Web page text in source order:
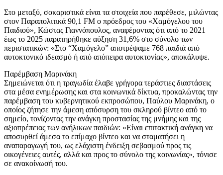
Στο μεταξύ, σοκαριστικά είναι τα στοιχεία που παρέθεσε, μιλώντας
στον Παραπολιτικά 90,1 FM ο πρόεδρος του «Χαμόγελου του
Παιδιού», Κώστας Γιαννόπουλος, αναφέροντας ότι από το 2021
έως το 2025 παρατηρήθηκε αύξηση 31,6% στο σύνολο των
περιστατικών: «Στο “Χαμόγελο” αποτρέψαμε 768 παιδιά από
αυτοκτονικό ιδεασμό ή από απόπειρα αυτοκτονίας», αποκάλυψε.
Παρέμβαση Μαρινάκη
Σημειώνεται ότι η τραγωδία έλαβε γρήγορα τεράστιες διαστάσεις
στα μέσα ενημέρωσης και στα κοινωνικά δίκτυα, προκαλώντας την
παρέμβαση του κυβερνητικού εκπροσώπου, Παύλου Μαρινάκη, ο
οποίος ζήτησε την άμεση απόσυρση του σκληρού βίντεο από το
σημείο, τονίζοντας την ανάγκη προστασίας της μνήμης και της
αξιοπρέπειας των ανήλικων παιδιών: «Είναι επιτακτική ανάγκη να
αποσυρθεί άμεσα το επίμαχο βίντεο και να σταματήσει η
αναπαραγωγή του, ως ελάχιστη ένδειξη σεβασμού προς τις
οικογένειες αυτές, αλλά και προς το σύνολο της κοινωνίας», τόνισε
σε ανακοίνωσή του.